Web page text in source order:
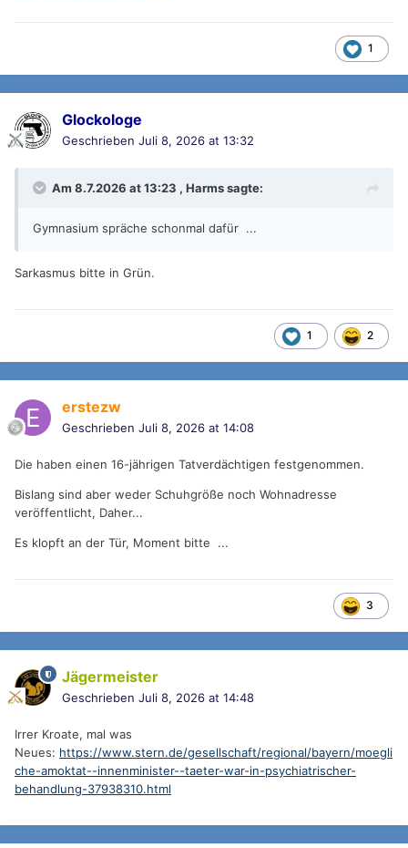
1
Glockologe
Geschrieben Juli 8, 2026 at 13:32
Am 8.7.2026 at 13:23 , Harmssagte:
Gymnasium spräche schonmal dafür ...
Sarkasmus bitte in Grün.
1 2
erstezw
Geschrieben Juli 8, 2026 at 14:08
Die haben einen 16-jährigen Tatverdächtigen festgenommen.
Bislang sind aber weder Schuhgröße noch Wohnadresse
veröffentlicht, Daher...
Es klopft an der Tür, Moment bitte ...
3
Jägermeister
Geschrieben Juli 8, 2026 at 14:48
Irrer Kroate, mal was
Neues: https://www.stern.de/gesellschaft/regional/bayern/moegli
che-amoktat--innenminister--taeter-war-in-psychiatrischer-
behandlung-37938310.html